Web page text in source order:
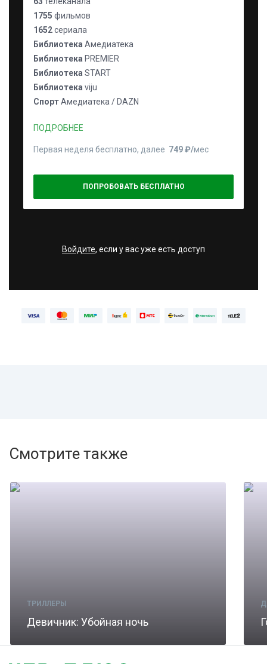
1755 фильмов
1652сериала
Библиотека Амедиатека
Библиотека PREMIER
Библиотека START
Библиотека viju
СпортАмедиатека / DAZN
ПОДРОБНЕЕ
Первая неделя бесплатно, далее 749 ₽⁠/⁠мес
ПОПРОБОВАТЬ БЕСПЛАТНО
Войдите, если у вас уже есть доступ
Смотрите также
ТРИЛЛЕРЫ
Девичник: Убойная ночь